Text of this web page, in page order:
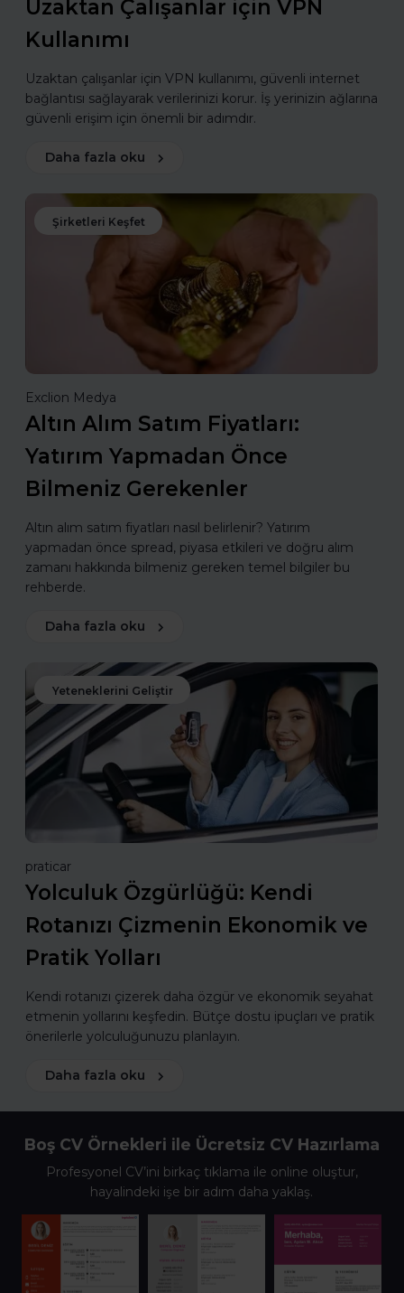
Uzaktan Çalışanlar için VPN
Kullanımı
Uzaktan çalışanlar için VPN kullanımı, güvenli internet
bağlantısı sağlayarak verilerinizi korur. İş yerinizin ağlarına
güvenli erişim için önemli bir adımdır.
Daha fazla oku
Şirketleri Keşfet
Exclion Medya
Altın Alım Satım Fiyatları:
Yatırım Yapmadan Önce
Bilmeniz Gerekenler
Altın alım satım fiyatları nasıl belirlenir? Yatırım
yapmadan önce spread, piyasa etkileri ve doğru alım
zamanı hakkında bilmeniz gereken temel bilgiler bu
rehberde.
Daha fazla oku
Yeteneklerini Geliştir
praticar
Yolculuk Özgürlüğü: Kendi
Rotanızı Çizmenin Ekonomik ve
Pratik Yolları
Kendi rotanızı çizerek daha özgür ve ekonomik seyahat
etmenin yollarını keşfedin. Bütçe dostu ipuçları ve pratik
önerilerle yolculuğunuzu planlayın.
Daha fazla oku
Boş CV Örnekleri ile Ücretsiz CV Hazırlama
Profesyonel CV’ini birkaç tıklama ile online oluştur,
hayalindeki işe bir adım daha yaklaş.